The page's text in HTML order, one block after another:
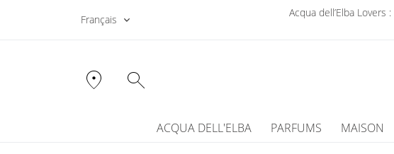
Français
Acqua dell’Elba Lovers :
location_on search
ACQUA DELL'ELBA PARFUMS MAISON